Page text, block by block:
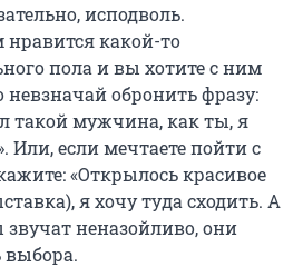
исподволь.
какой-то
пола и вы хотите с ним
обронить фразу:
такой мужчина, как ты, я
Или, если мечтаете пойти с
«Открылось красивое
я хочу туда сходить. А
неназойливо, они
выбора.